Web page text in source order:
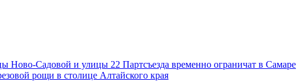
Ново-Садовой и улицы 22 Партсъезда временно ограничат в Самаре
рощи в столице Алтайского края